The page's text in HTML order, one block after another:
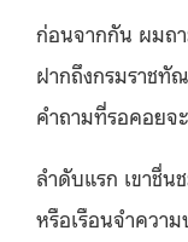
ก่อนจากกัน ผมถา
ฝากถึงกรมราชทั
คำถามที่รอคอยจ
ลำดับแรก เขาชื่น
หรือเรือนจำควา